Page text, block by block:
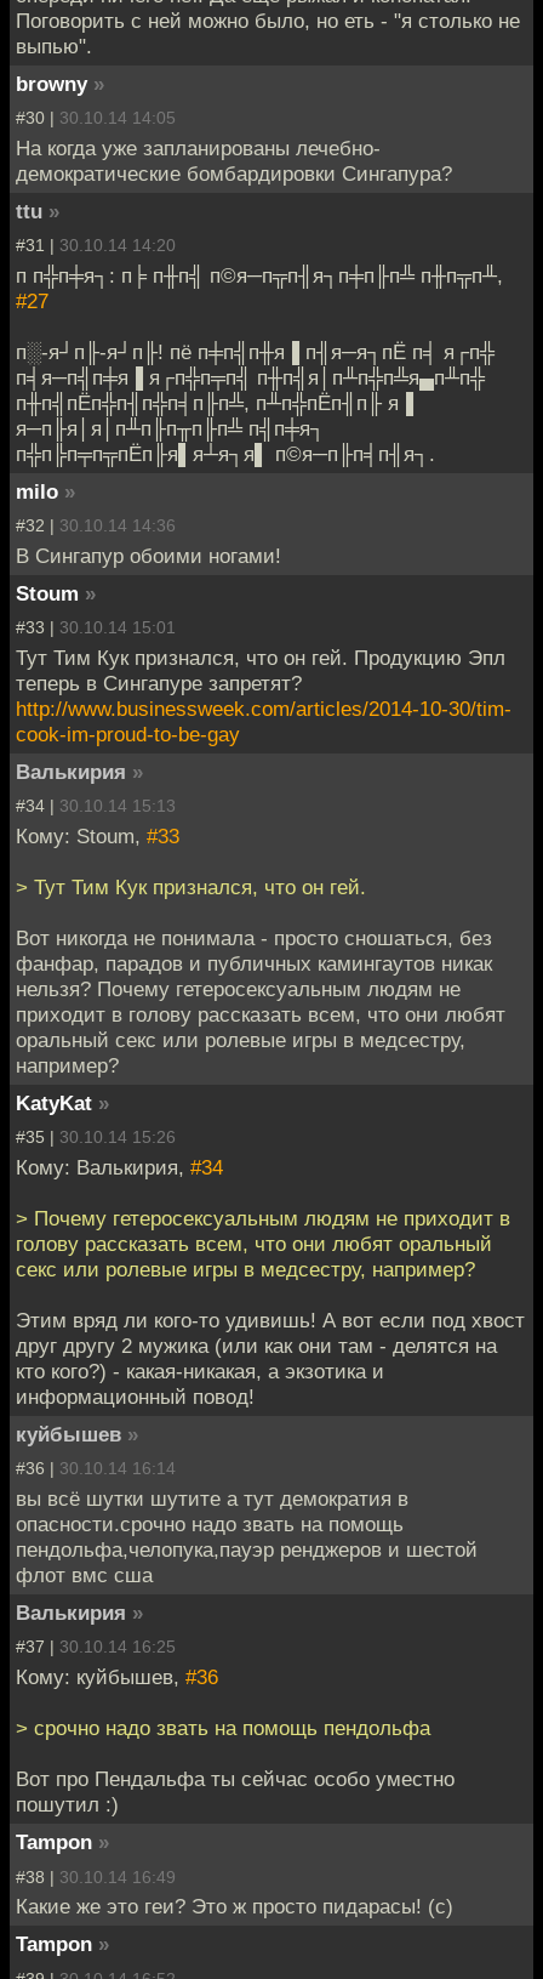
Поговорить с ней можно было, но еть - "я столько не
выпью".
browny »
#30 | 30.10.14 14:05
На когда уже запланированы лечебно-
демократические бомбардировки Сингапура?
ttu »
#31 | 30.10.14 14:20
п п╬п╪я┐: п╞ п╫п╣ п©я─п╦п╢я┐п╪п╟п╩ п╫п╦п╨,
#27
п░-я┘п╟-я┘п╟! пё п╪п╣п╫я▐ п╢я─я┐пЁ п╡ я┌п╬
п╡я─п╣п╪я▐ я┌п╬п╤п╣ п╫п╣я│п╨п╬п╩я▄п╨п╬
п╫п╣пЁп╬п╢п╬п╡п╟п╩, п╨п╬пЁп╢п╟ я▐
я─п╟я│я│п╨п╟п╥п╟п╩ п╣п╪я┐
п╬п╠п╤п╦пЁп╟я▌я┴я┐я▌ п©я─п╟п╡п╢я┐.
milo »
#32 | 30.10.14 14:36
В Сингапур обоими ногами!
Stoum »
#33 | 30.10.14 15:01
Тут Тим Кук признался, что он гей. Продукцию Эпл
теперь в Сингапуре запретят?
http://www.businessweek.com/articles/2014-10-30/tim-
cook-im-proud-to-be-gay
Валькирия »
#34 | 30.10.14 15:13
Кому: Stoum, #33
> Тут Тим Кук признался, что он гей.
Вот никогда не понимала - просто сношаться, без
фанфар, парадов и публичных камингаутов никак
нельзя? Почему гетеросексуальным людям не
приходит в голову рассказать всем, что они любят
оральный секс или ролевые игры в медсестру,
например?
KatyKat »
#35 | 30.10.14 15:26
Кому: Валькирия, #34
> Почему гетеросексуальным людям не приходит в
голову рассказать всем, что они любят оральный
секс или ролевые игры в медсестру, например?
Этим вряд ли кого-то удивишь! А вот если под хвост
друг другу 2 мужика (или как они там - делятся на
кто кого?) - какая-никакая, а экзотика и
информационный повод!
куйбышев »
#36 | 30.10.14 16:14
вы всё шутки шутите а тут демократия в
опасности.срочно надо звать на помощь
пендольфа,челопука,пауэр ренджеров и шестой
флот вмс сша
Валькирия »
#37 | 30.10.14 16:25
Кому: куйбышев, #36
> срочно надо звать на помощь пендольфа
Вот про Пендальфа ты сейчас особо уместно
пошутил :)
Tampon »
#38 | 30.10.14 16:49
Какие же это геи? Это ж просто пидарасы! (с)
Tampon »